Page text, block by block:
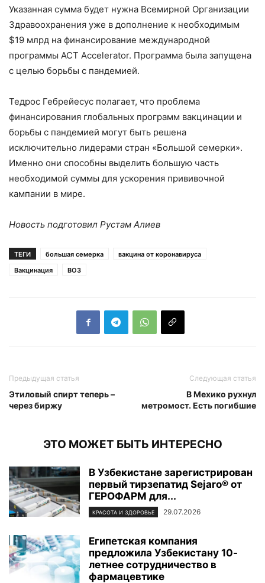
Указанная сумма будет нужна Всемирной Организации
Здравоохранения уже в дополнение к необходимым
$19 млрд на финансирование международной
программы ACT Accelerator. Программа была запущена
с целью борьбы с пандемией.
Тедрос Гебрейесус полагает, что проблема
финансирования глобальных программ вакцинации и
борьбы с пандемией могут быть решена
исключительно лидерами стран «Большой семерки».
Именно они способны выделить большую часть
необходимой суммы для ускорения прививочной
кампании в мире.
Новость подготовил Рустам Алиев
ТЕГИ большая семерка
вакцина от коронавируса
Вакцинация
ВОЗ
Предыдущая статья
Этиловый спирт теперь –
через биржу
Следующая статья
В Мехико рухнул
метромост. Есть погибшие
ЭТО МОЖЕТ БЫТЬ ИНТЕРЕСНО
В Узбекистане зарегистрирован
первый тирзепатид Sejaro® от
ГЕРОФАРМ для...
КРАСОТА И ЗДОРОВЬЕ 29.07.2026
Египетская компания
предложила Узбекистану 10-
летнее сотрудничество в
фармацевтике